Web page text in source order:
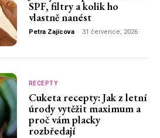
SPF, filtry a kolik ho
vlastně nanést
Petra Zajícova - 31 července, 2026
RECEPTY
Cuketa recepty: Jak z letní
úrody vytěžit maximum a
proč vám placky
rozbředají